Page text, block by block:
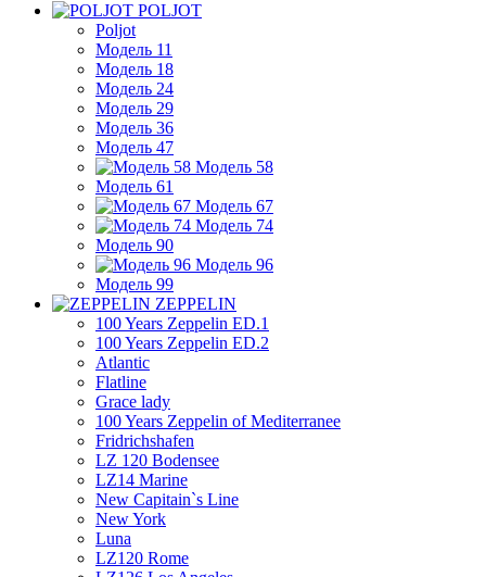
POLJOT
Poljot
Модель 11
Модель 18
Модель 24
Модель 29
Модель 36
Модель 47
Модель 58
Модель 61
Модель 67
Модель 74
Модель 90
Модель 96
Модель 99
ZEPPELIN
100 Years Zeppelin ED.1
100 Years Zeppelin ED.2
Atlantic
Flatline
Grace lady
100 Years Zeppelin of Mediterranee
Fridrichshafen
LZ 120 Bodensee
LZ14 Marine
New Capitain`s Line
New York
Luna
LZ120 Rome